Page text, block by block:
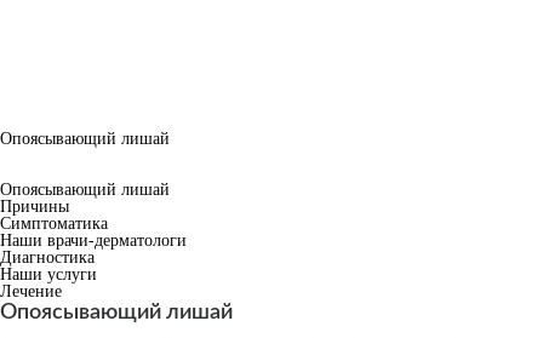
Опоясывающий лишай
Опоясывающий лишай
Причины
Симптоматика
Наши врачи-дерматологи
Диагностика
Наши услуги
Лечение
Опоясывающий лишай